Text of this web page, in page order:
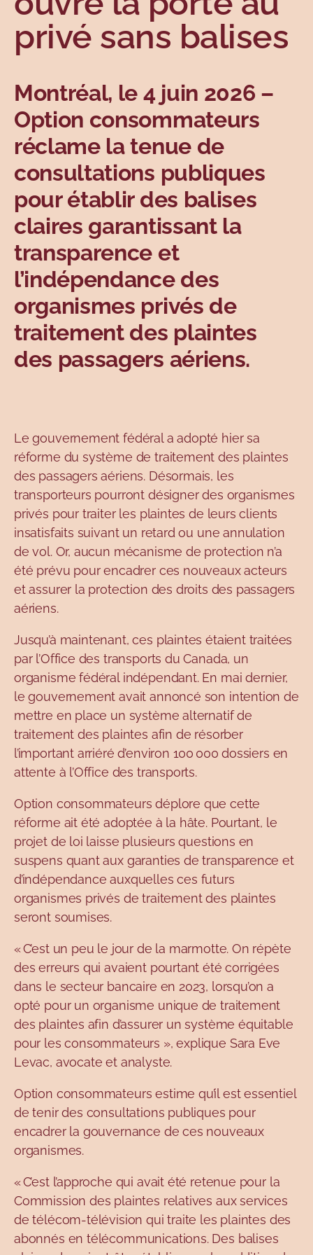
Sujets
privé sans balises
Montréal, le 4 juin 2026 –
Option consommateurs
réclame la tenue de
consultations publiques
pour établir des balises
claires garantissant la
transparence et
l’indépendance des
organismes privés de
traitement des plaintes
des passagers aériens.
Le gouvernement fédéral a adopté hier sa
réforme du système de traitement des plaintes
des passagers aériens. Désormais, les
transporteurs pourront désigner des organismes
privés pour traiter les plaintes de leurs clients
insatisfaits suivant un retard ou une annulation
de vol. Or, aucun mécanisme de protection n’a
été prévu pour encadrer ces nouveaux acteurs
et assurer la protection des droits des passagers
aériens.
Jusqu’à maintenant, ces plaintes étaient traitées
par l’Office des transports du Canada, un
organisme fédéral indépendant. En mai dernier,
le gouvernement avait annoncé son intention de
mettre en place un système alternatif de
traitement des plaintes afin de résorber
l’important arriéré d’environ 100 000 dossiers en
attente à l’Office des transports.
Option consommateurs déplore que cette
réforme ait été adoptée à la hâte. Pourtant, le
projet de loi laisse plusieurs questions en
suspens quant aux garanties de transparence et
d’indépendance auxquelles ces futurs
organismes privés de traitement des plaintes
seront soumises.
« C’est un peu le jour de la marmotte. On répète
des erreurs qui avaient pourtant été corrigées
dans le secteur bancaire en 2023, lorsqu’on a
opté pour un organisme unique de traitement
des plaintes afin d’assurer un système équitable
pour les consommateurs », explique Sara Eve
Levac, avocate et analyste.
Option consommateurs estime qu’il est essentiel
de tenir des consultations publiques pour
encadrer la gouvernance de ces nouveaux
organismes.
« C’est l’approche qui avait été retenue pour la
Commission des plaintes relatives aux services
de télécom-télévision qui traite les plaintes des
abonnés en télécommunications. Des balises